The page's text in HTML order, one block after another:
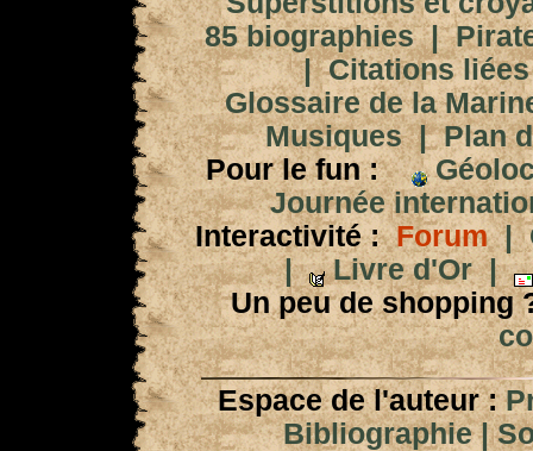
85 biographies|
|Citations
Glossaire de la
Musiques|Plan
Pour le fun :
Journée
Interactivité : Forum|
|
Livre d'Or|
Un peu de shopping
Espace de l'auteur :
Bibliographie|